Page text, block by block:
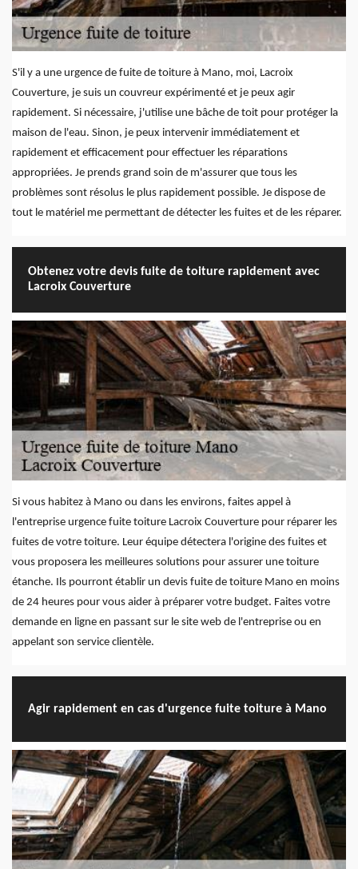
S'il y a une urgence de fuite de toiture à Mano, moi, Lacroix
Couverture, je suis un couvreur expérimenté et je peux agir
rapidement. Si nécessaire, j'utilise une bâche de toit pour protéger la
maison de l'eau. Sinon, je peux intervenir immédiatement et
rapidement et efficacement pour effectuer les réparations
appropriées. Je prends grand soin de m'assurer que tous les
problèmes sont résolus le plus rapidement possible. Je dispose de
tout le matériel me permettant de détecter les fuites et de les réparer.
Obtenez votre devis fuite de toiture rapidement avec
Lacroix Couverture
Si vous habitez à Mano ou dans les environs, faites appel à
l'entreprise urgence fuite toiture Lacroix Couverture pour réparer les
fuites de votre toiture. Leur équipe détectera l'origine des fuites et
vous proposera les meilleures solutions pour assurer une toiture
étanche. Ils pourront établir un devis fuite de toiture Mano en moins
de 24 heures pour vous aider à préparer votre budget. Faites votre
demande en ligne en passant sur le site web de l'entreprise ou en
appelant son service clientèle.
Agir rapidement en cas d'urgence fuite toiture à Mano